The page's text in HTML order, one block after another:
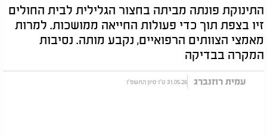
התינוקת פונתה מביתה בחצור הגלילית לבית החולים
זיו בצפת תוך כדי פעולות החייאה ממושכות. למרות
מאמצי הצוותים הרפואיים, נקבע מותה. נסיבות
המקרה בבדיקה
עמית רוזנברג 31.05.26 ט"ו סיון התשפ"ו